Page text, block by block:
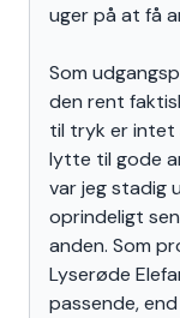
uger på at få
Som
den rent
til tryk er intet
lytte til gode
var jeg stadig
oprindeligt
anden. Som
Lyserøde
passende,